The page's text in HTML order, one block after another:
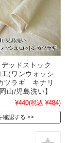
ッドストック
(ワンウォッシ
ツラギ キナリ
山/児島洗い】
¥440(税込 ¥484)
確認する